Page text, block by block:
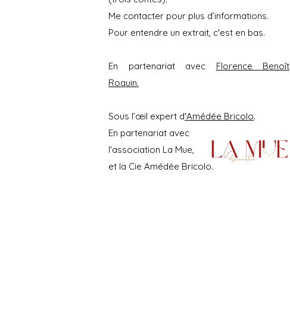
Me contacter pour plus d’informations.
Pour entendre un extrait, c'est en bas.
En partenariat avec Florence Benoît
Roquin.
Sous l’œil expert d'Amédée Bricolo.
En partenariat avec
l'association La Mue,
et la Cie Amédée Bricolo.